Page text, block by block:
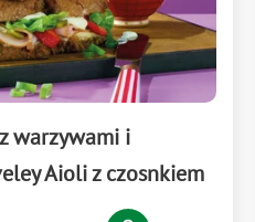
warzywami i
Aioli z czosnkiem